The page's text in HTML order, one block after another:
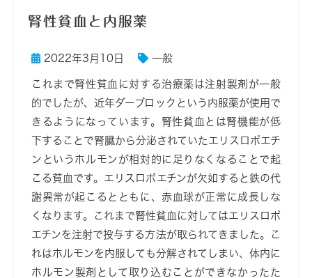
腎性貧血と内服薬
2022年3月10日 一般
これまで腎性貧血に対する治療薬は注射製剤が一般
的でしたが、近年ダーブロックという内服薬が使用で
きるようになっています。腎性貧血とは腎機能が低
下することで腎臓から分泌されていたエリスロポエチ
ンというホルモンが相対的に足りなくなることで起
こる貧血です。エリスロポエチンが欠如すると鉄の代
謝異常が起こるとともに、赤血球が正常に成長しな
くなります。これまで腎性貧血に対してはエリスロポ
エチンを注射で投与する方法が取られてきました。こ
れはホルモンを内服しても分解されてしまい、体内に
ホルモン製剤として取り込むことができなかったた